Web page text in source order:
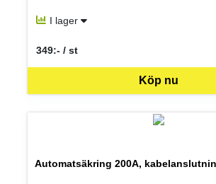
I lager
Köp nu
349:- / st
SEK per ST
Automatsäkring 200A,